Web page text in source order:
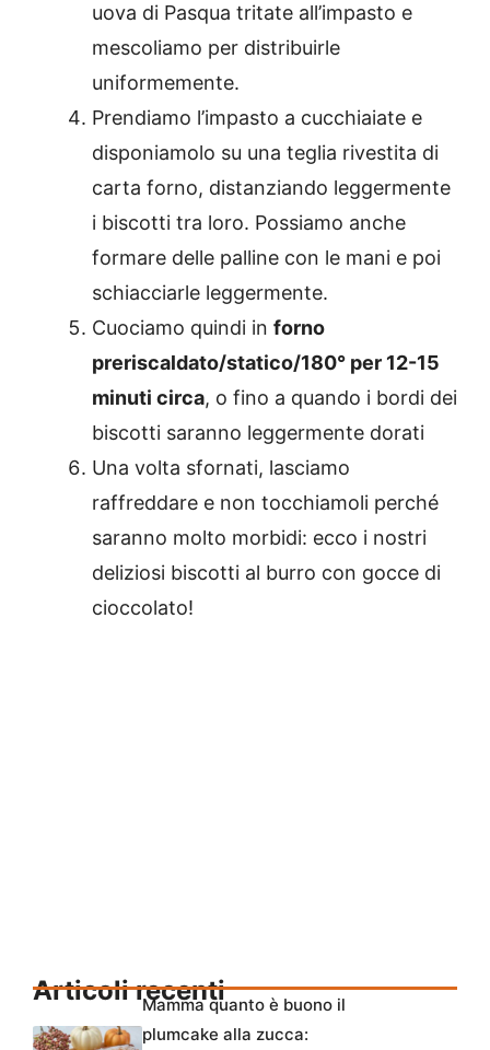
uova di Pasqua tritate all’impasto e
mescoliamo per distribuirle
uniformemente.
Prendiamo l’impasto a cucchiaiate e
disponiamolo su una teglia rivestita di
carta forno, distanziando leggermente
i biscotti tra loro. Possiamo anche
formare delle palline con le mani e poi
schiacciarle leggermente.
Cuociamo quindi in forno
preriscaldato/statico/180° per 12-15
minuti circa, o fino a quando i bordi dei
biscotti saranno leggermente dorati
Una volta sfornati, lasciamo
raffreddare e non tocchiamoli perché
saranno molto morbidi: ecco i nostri
deliziosi biscotti al burro con gocce di
cioccolato!
Articoli recentiMamma quanto è buono il
plumcake alla zucca: